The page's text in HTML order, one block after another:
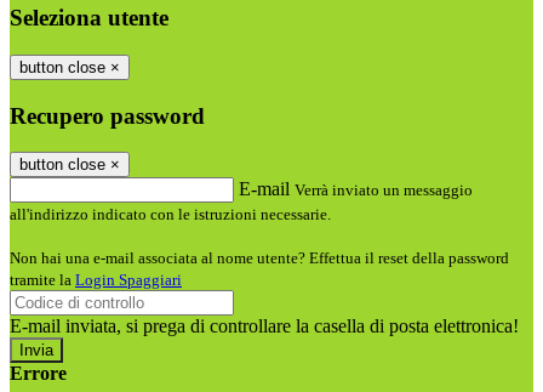
Seleziona utente
button close ×
Recupero password
button close ×
E-mail Verrà inviato un messaggio
all'indirizzo indicato con le istruzioni necessarie.
Non hai una e-mail associata al nome utente? Effettua il reset della password
tramite la Login Spaggiari
E-mail inviata, si prega di controllare la casella di posta elettronica!
Errore